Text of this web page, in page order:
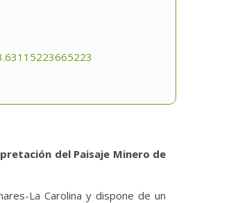
del Paisaje Minero de
La Carolina y dispone de un